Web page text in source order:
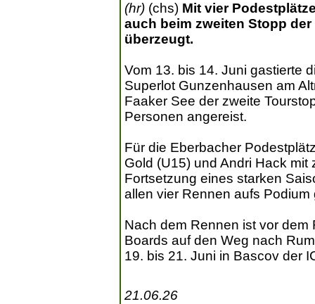
(hr) (chs) Mit vier
auch beim zweiten Stopp
überzeugt.
Vom 13. bis 14. Juni gastierte
Superlot Gunzenhausen am
Faaker See der zweite
Personen angereist.
Für die Eberbacher
Gold (U15) und Andri Hack
Fortsetzung eines starken
allen vier Rennen aufs Podium
Nach dem Rennen ist vor
Boards auf den Weg nach
19. bis 21. Juni in Bascov der
21.06.26